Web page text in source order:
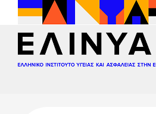
Skip to main content